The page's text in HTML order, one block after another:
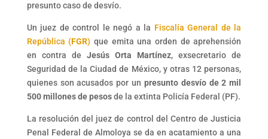
presunto caso de desvío.
Un juez de control le negó a la Fiscalía General de la
República (FGR) que emita una orden de aprehensión
en contra de Jesús Orta Martínez, exsecretario de
Seguridad de la Ciudad de México, y otras 12 personas,
quienes son acusados por un presunto desvío de 2 mil
500 millones de pesosde la extinta Policía Federal (PF).
La resolución del juez de control del Centro de Justicia
Penal Federal de Almoloya se da en acatamiento a una